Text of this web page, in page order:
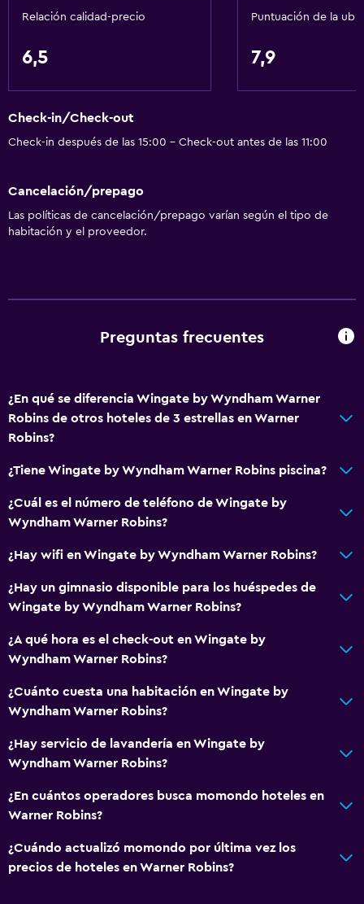
Relación calidad-precio
6,5
Puntuación de la
7,9
Check-in/Check-out
Check-in después de las 15:00 - Check-out antes de las 11:00
Cancelación/prepago
Las políticas de cancelación/prepago varían según el tipo de
habitación y el proveedor.
Preguntas frecuentes
¿En qué se diferencia Wingate by Wyndham Warner
Robins de otros hoteles de 3 estrellas en Warner
Robins?
¿Tiene Wingate by Wyndham Warner Robins piscina?
¿Cuál es el número de teléfono de Wingate by
Wyndham Warner Robins?
¿Hay wifi en Wingate by Wyndham Warner Robins?
¿Hay un gimnasio disponible para los huéspedes de
Wingate by Wyndham Warner Robins?
¿A qué hora es el check-out en Wingate by
Wyndham Warner Robins?
¿Cuánto cuesta una habitación en Wingate by
Wyndham Warner Robins?
¿Hay servicio de lavandería en Wingate by
Wyndham Warner Robins?
¿En cuántos operadores busca momondo hoteles en
Warner Robins?
¿Cuándo actualizó momondo por última vez los
precios de hoteles en Warner Robins?